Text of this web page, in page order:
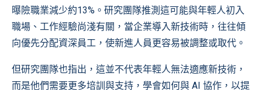
曝險職業減少約13%。研究團隊推測這可能與年輕人初入
職場、工作經驗尚淺有關，當企業導入新技術時，往往傾
向優先分配資深員工，使新進人員更容易被調整或取代。
但研究團隊也指出，這並不代表年輕人無法適應新技術，
而是他們需要更多培訓與支持，學會如何與 AI 協作，以提